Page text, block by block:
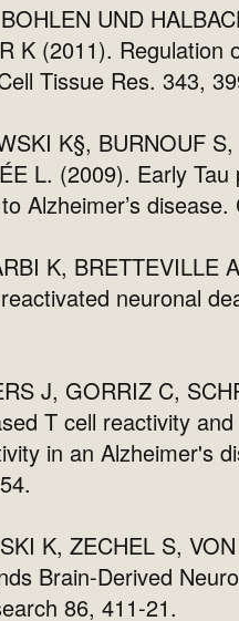
UND
K (2011).
Tissue Res. 343,
K§, BURNOUF
L. (2009). Early
Alzheimer’s
K, BRETTEVILLE
neuronal
J, GORRIZ C,
T cell reactivity
in an Alzheimer's
K, ZECHEL S,
Brain-Derived
86, 411-21.